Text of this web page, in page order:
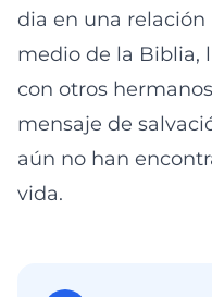
dia en una relación
medio de la Biblia,
con otros
mensaje de
aún no han
vida.